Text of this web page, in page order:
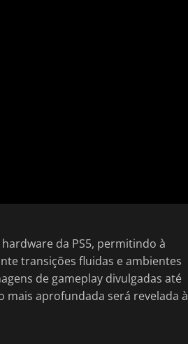
da PS5, permitindo à
transições fluidas e ambientes
de gameplay divulgadas até
aprofundada será revelada à